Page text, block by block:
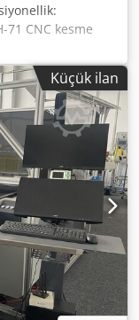
71 CNC kesme
Ahcok uzunluk:
yüksekliği: 5
Küçük ilan